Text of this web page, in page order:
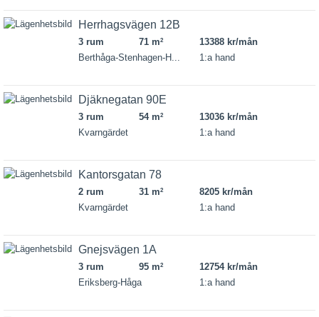
Herrhagsvägen 12B
3 rum 71 m2
13388 kr/mån
Berthåga-Stenhagen-H...
1:a hand
Djäknegatan 90E
3 rum 54 m2
13036 kr/mån
Kvarngärdet
1:a hand
Kantorsgatan 78
2 rum 31 m2
8205 kr/mån
Kvarngärdet
1:a hand
Gnejsvägen 1A
3 rum 95 m2
12754 kr/mån
Eriksberg-Håga
1:a hand